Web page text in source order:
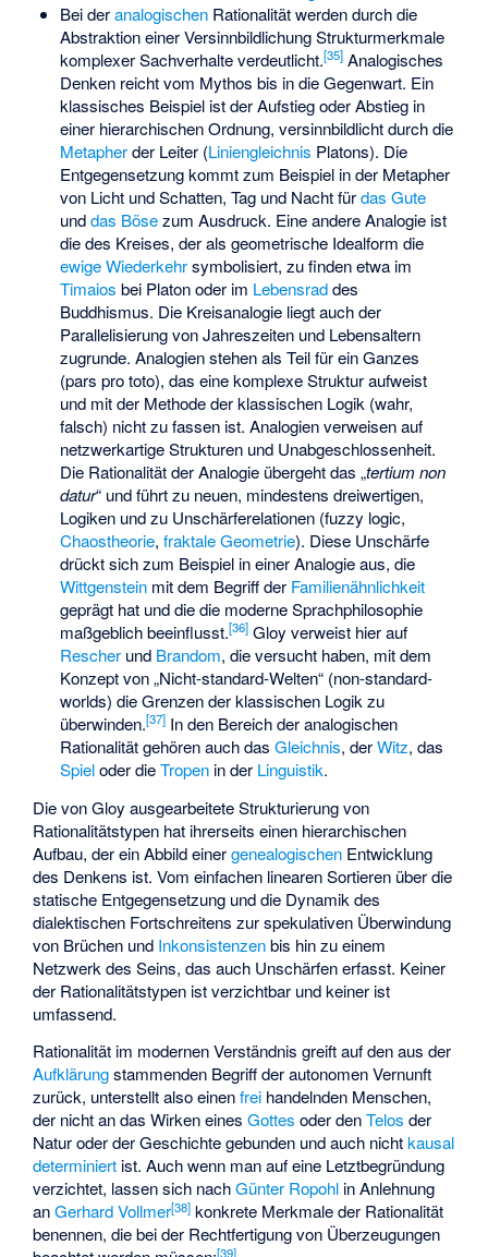
Bei deranalogischenRationalität werden durch die
Abstraktion einer Versinnbildlichung Strukturmerkmale
komplexer Sachverhalte verdeutlicht.[35]Analogisches
Denken reicht vom Mythos bis in die Gegenwart. Ein
klassisches Beispiel ist der Aufstieg oder Abstieg in
einer hierarchischen Ordnung, versinnbildlicht durch die
Metapherder Leiter (Liniengleichnis Platons). Die
Entgegensetzung kommt zum Beispiel in der Metapher
von Licht und Schatten, Tag und Nacht fürdas Gute
unddas Bösezum Ausdruck. Eine andere Analogie ist
die des Kreises, der als geometrische Idealform die
ewige Wiederkehrsymbolisiert, zu finden etwa im
Timaios bei Platon oder im Lebensraddes
Buddhismus. Die Kreisanalogie liegt auch der
Parallelisierung von Jahreszeiten und Lebensaltern
zugrunde. Analogien stehen als Teil für ein Ganzes
(pars pro toto), das eine komplexe Struktur aufweist
und mit der Methode der klassischen Logik (wahr,
falsch) nicht zu fassen ist. Analogien verweisen auf
netzwerkartige Strukturen und Unabgeschlossenheit.
Die Rationalität der Analogie übergeht das „tertium non
datur“ und führt zu neuen, mindestens dreiwertigen,
Logiken und zu Unschärferelationen (fuzzy logic,
Chaostheorie, fraktale Geometrie). Diese Unschärfe
drückt sich zum Beispiel in einer Analogie aus, die
Wittgensteinmit dem Begriff der Familienähnlichkeit
geprägt hat und die die moderne Sprachphilosophie
maßgeblich beeinflusst.[36]Gloy verweist hier auf
Rescherund Brandom, die versucht haben, mit dem
Konzept von „Nicht-standard-Welten“ (non-standard-
worlds) die Grenzen der klassischen Logik zu
überwinden.[37]In den Bereich der analogischen
Rationalität gehören auch das Gleichnis, derWitz, das
Spieloder dieTropenin der Linguistik.
Die von Gloy ausgearbeitete Strukturierung von
Rationalitätstypen hat ihrerseits einen hierarchischen
Aufbau, der ein Abbild einergenealogischen Entwicklung
des Denkens ist. Vom einfachen linearen Sortieren über die
statische Entgegensetzung und die Dynamik des
dialektischen Fortschreitens zur spekulativen Überwindung
von Brüchen und Inkonsistenzenbis hin zu einem
Netzwerk des Seins, das auch Unschärfen erfasst. Keiner
der Rationalitätstypen ist verzichtbar und keiner ist
umfassend.
Rationalität im modernen Verständnis greift auf den aus der
Aufklärungstammenden Begriff der autonomen Vernunft
zurück, unterstellt also einenfrei handelnden Menschen,
der nicht an das Wirken einesGottes oder denTelos der
Natur oder der Geschichte gebunden und auch nichtkausal
determiniert ist. Auch wenn man auf eine Letztbegründung
verzichtet, lassen sich nachGünter Ropohl in Anlehnung
anGerhard Vollmer[38] konkrete Merkmale der Rationalität
benennen, die bei der Rechtfertigung von Überzeugungen
[39]